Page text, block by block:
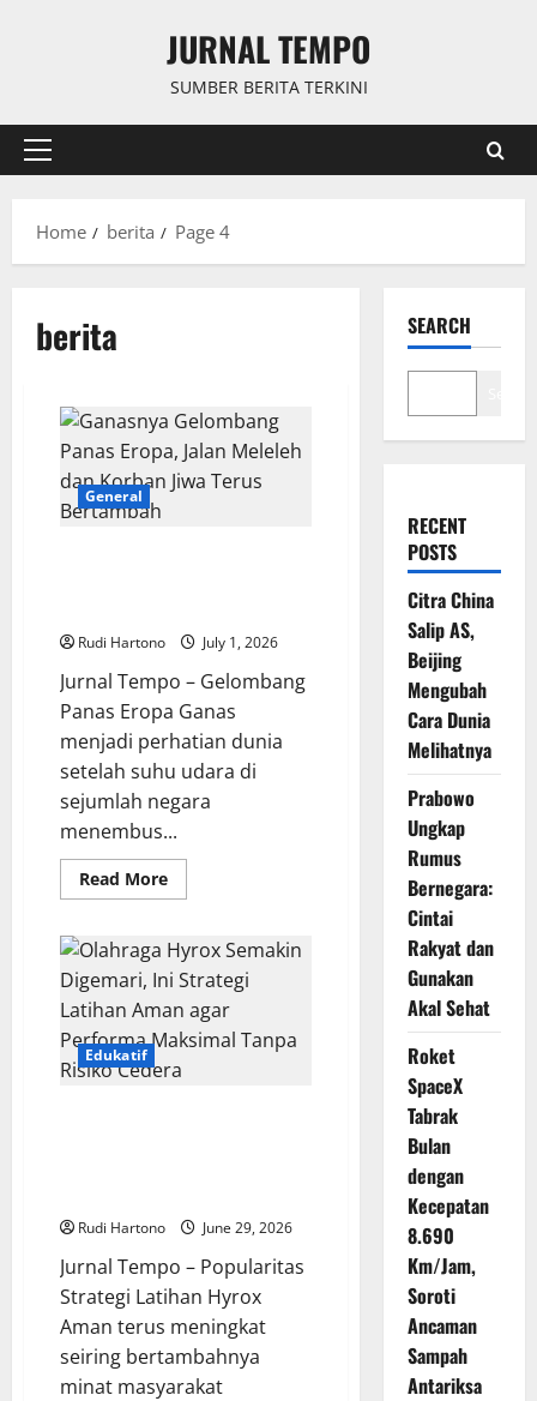
JURNAL TEMPO
SUMBER BERITA TERKINI
Primary
Home
berita Page 4
berita
General
Rudi Hartono July 1, 2026
Jurnal Tempo – Gelombang
Panas Eropa Ganas
menjadi perhatian dunia
setelah suhu udara di
sejumlah negara
menembus...
Read MoreRead
more
Gelombang
Panas
Eropa,
Jalan
Meleleh
dan
Korban
Jiwa
Terus
Edukatif
Rudi Hartono June 29, 2026
Jurnal Tempo – Popularitas
Strategi Latihan Hyrox
Aman terus meningkat
seiring bertambahnya
minat masyarakat
SEARCH
RECENT
POSTS
Citra China
Salip AS,
Beijing
Mengubah
Cara Dunia
Melihatnya
Prabowo
Ungkap
Rumus
Bernegara:
Cintai
Rakyat dan
Gunakan
Akal Sehat
Roket
SpaceX
Tabrak
Bulan
dengan
Kecepatan
8.690
Km/Jam,
Soroti
Ancaman
Sampah
Antariksa